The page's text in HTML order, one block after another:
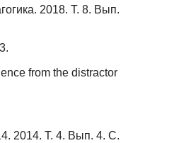
2018. Т. 8. Вып.
from the distractor
2014. Т. 4. Вып. 4. С.